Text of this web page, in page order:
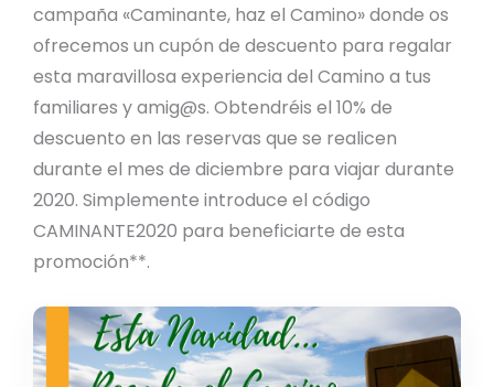
campaña «Caminante, haz el Camino» donde os
ofrecemos un cupón de descuento para regalar
esta maravillosa experiencia del Camino a tus
familiares y amig@s. Obtendréis el 10% de
descuento en las reservas que se realicen
durante el mes de diciembre para viajar durante
2020. Simplemente introduce el código
CAMINANTE2020 para beneficiarte de esta
promoción**.